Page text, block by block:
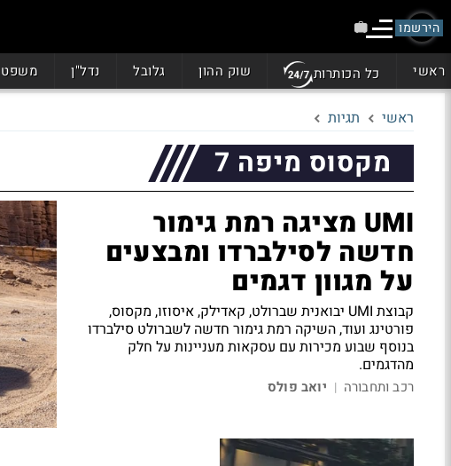
הירשמו
ראשי כל הכותרות שוק ההון גלובל נדל"ן משפט
ראשי תגיות
מקסוס מיפה 7
UMI מציגה רמת גימור
חדשה לסילברדו ומבצעים
על מגוון דגמים
קבוצת UMI יבואנית שברולט, קאדילק, איסוזו, מקסוס,
פורטינג ועוד, השיקה רמת גימור חדשה לשברולט סילברדו
בנוסף שבוע מכירות עם עסקאות מעניינות על חלק
מהדגמים.
רכב ותחבורה | יואב פולס